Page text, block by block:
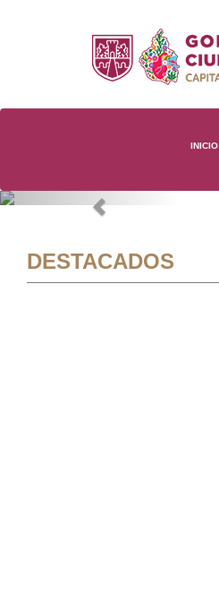
INICIO
Previous
DESTACADOS